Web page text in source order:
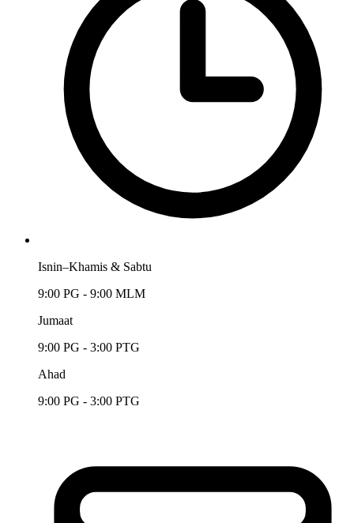
Isnin–Khamis & Sabtu
9:00 PG - 9:00 MLM
Jumaat
9:00 PG - 3:00 PTG
Ahad
9:00 PG - 3:00 PTG